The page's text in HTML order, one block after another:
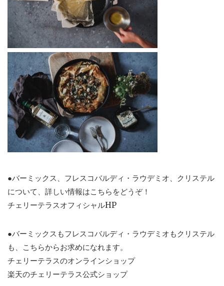
●バーミックス、フレスコバルディ・ラウデミオ、クリステル
について、詳しい情報はこちらをどうぞ！
チェリーテラスオフィシャルHP
●バーミックスもフレスコバルディ・ラウデミオもクリステル
も、こちらからお求めになれます。
チェリーテラスのオンラインショップ
楽天のチェリーテラス公式ショップ